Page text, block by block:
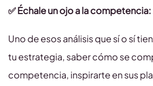
✅ Échale un ojo a la competencia:
Uno de esos análisis que sí o sí
tu estrategia, saber cómo se
competencia, inspirarte en sus